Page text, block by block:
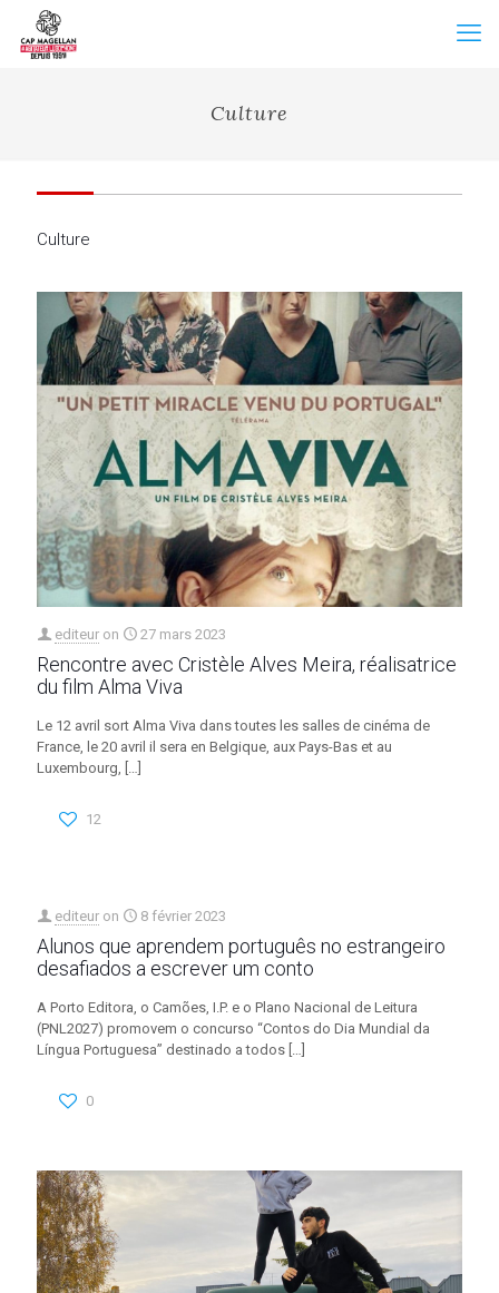
Culture
Culture
editeur on 27 mars 2023
Rencontre avec Cristèle Alves Meira, réalisatrice
du film Alma Viva
Le 12 avril sort Alma Viva dans toutes les salles de cinéma de
France, le 20 avril il sera en Belgique, aux Pays-Bas et au
Luxembourg,
12
editeur on 8 février 2023
Alunos que aprendem português no estrangeiro
desafiados a escrever um conto
A Porto Editora, o Camões, I.P. e o Plano Nacional de Leitura
(PNL2027) promovem o concurso “Contos do Dia Mundial da
Língua Portuguesa” destinado a todos
0